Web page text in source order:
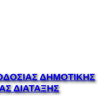
ΔΗΜΟΤΙΚΗΣ
ΔΙΑΤΑΞΗΣ